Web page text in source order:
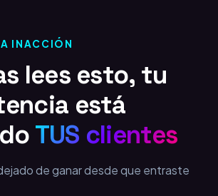
INACCIÓN
lees esto, tu
está
TUS clientes
de ganar desde que entraste